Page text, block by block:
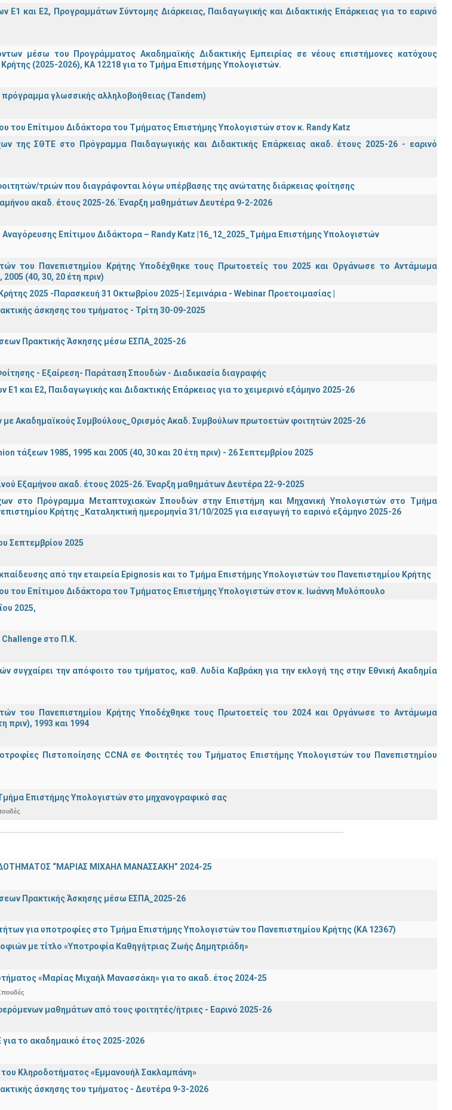
και Ε2, Προγραμμάτων Σύντομης Διάρκειας, Παιδαγωγικής και Διδακτικής Επάρκειας για το εαρινό
μέσω του Προγράμματος Ακαδημαϊκής Διδακτικής Εμπειρίας σε νέους επιστήμονες κατόχους
(2025-2026), ΚΑ 12218 για το Τμήμα Επιστήμης Υπολογιστών.
γλωσσικής αλληλοβοήθειας (Tandem)
του Επίτιμου Διδάκτορα του Τμήματος Επιστήμης Υπολογιστών στον κ. Randy Katz
της ΣΘΤΕ στο Πρόγραμμα Παιδαγωγικής και Διδακτικής Επάρκειας ακαδ. έτους 2025-26 - εαρινό
τριών που διαγράφονται λόγω υπέρβασης της ανώτατης διάρκειας φοίτησης
ακαδ. έτους 2025-26. Έναρξη μαθημάτων Δευτέρα 9-2-2026
Επίτιμου Διδάκτορα – Randy Katz |16_12_2025_Τμήμα Επιστήμης Υπολογιστών
του Πανεπιστημίου Κρήτης Υποδέχθηκε τους Πρωτοετείς του 2025 και Οργάνωσε το Αντάμωμα
(40, 30, 20 έτη πριν)
2025 -Παρασκευή 31 Οκτωβρίου 2025-| Σεμινάρια - Webinar Προετοιμασίας |
άσκησης του τμήματος - Τρίτη 30-09-2025
Πρακτικής Άσκησης μέσω ΕΣΠΑ_2025-26
- Εξαίρεση- Παράταση Σπουδών - Διαδικασία διαγραφής
και Ε2, Παιδαγωγικής και Διδακτικής Επάρκειας για το χειμερινό εξάμηνο 2025-26
Ακαδημαϊκούς Συμβούλους_Ορισμός Ακαδ. Συμβούλων πρωτοετών φοιτητών 2025-26
τάξεων 1985, 1995 και 2005 (40, 30 και 20 έτη πριν) - 26 Σεπτεμβρίου 2025
Εξαμήνου ακαδ. έτους 2025-26. Έναρξη μαθημάτων Δευτέρα 22-9-2025
στo Πρόγραμμα Μεταπτυχιακών Σπουδών στην Επιστήμη και Μηχανική Υπολογιστών στο Τμήμα
Κρήτης _Καταληκτική ημερομηνία 31/10/2025 για εισαγωγή το εαρινό εξάμηνο 2025-26
Σεπτεμβρίου 2025
από την εταιρεία Epignosis και το Τμήμα Επιστήμης Υπολογιστών του Πανεπιστημίου Κρήτης
του Επίτιμου Διδάκτορα του Τμήματος Επιστήμης Υπολογιστών στον κ. Ιωάννη Μυλόπουλο
2025,
Challenge στο Π.Κ.
συγχαίρει την απόφοιτο του τμήματος, καθ. Λυδία Καβράκη για την εκλογή της στην Εθνική Ακαδημία
του Πανεπιστημίου Κρήτης Υποδέχθηκε τους Πρωτοετείς του 2024 και Οργάνωσε το Αντάμωμα
πριν), 1993 και 1994
Πιστοποίησης CCNA σε Φοιτητές του Τμήματος Επιστήμης Υπολογιστών του Πανεπιστημίου
Τμήμα Επιστήμης Υπολογιστών στο μηχανογραφικό σας
“ΜΑΡΙΑΣ ΜΙΧΑΗΛ ΜΑΝΑΣΣΑΚΗ” 2024-25
Πρακτικής Άσκησης μέσω ΕΣΠΑ_2025-26
για υποτροφίες στο Τμήμα Επιστήμης Υπολογιστών του Πανεπιστημίου Κρήτης (ΚΑ 12367)
με τίτλο «Υποτροφία Καθηγήτριας Ζωής Δημητριάδη»
«Μαρίας Μιχαήλ Μανασσάκη» για το ακαδ. έτος 2024-25
μαθημάτων από τους φοιτητές/ήτριες - Εαρινό 2025-26
το ακαδημαικό έτος 2025-2026
Κληροδοτήματος «Εμμανουήλ Σακλαμπάνη»
άσκησης του τμήματος - Δευτέρα 9-3-2026